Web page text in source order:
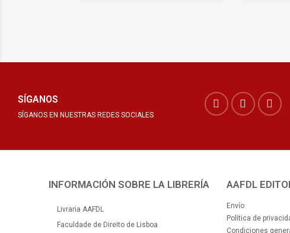
SÍGANOS
SÍGANOS EN NUESTRAS REDES SOCIALES
INFORMACIÓN SOBRE LA LIBRERÍA
Livraria AAFDL
Faculdade de Direito de Lisboa
AAFDL
Envío
Política de
Condiciones